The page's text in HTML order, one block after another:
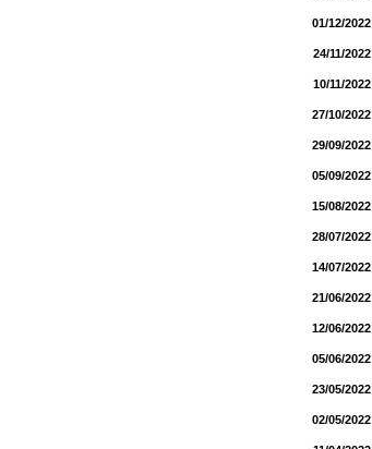
01/12/2022
24/11/2022
10/11/2022
27/10/2022
29/09/2022
05/09/2022
15/08/2022
28/07/2022
14/07/2022
21/06/2022
12/06/2022
05/06/2022
23/05/2022
02/05/2022